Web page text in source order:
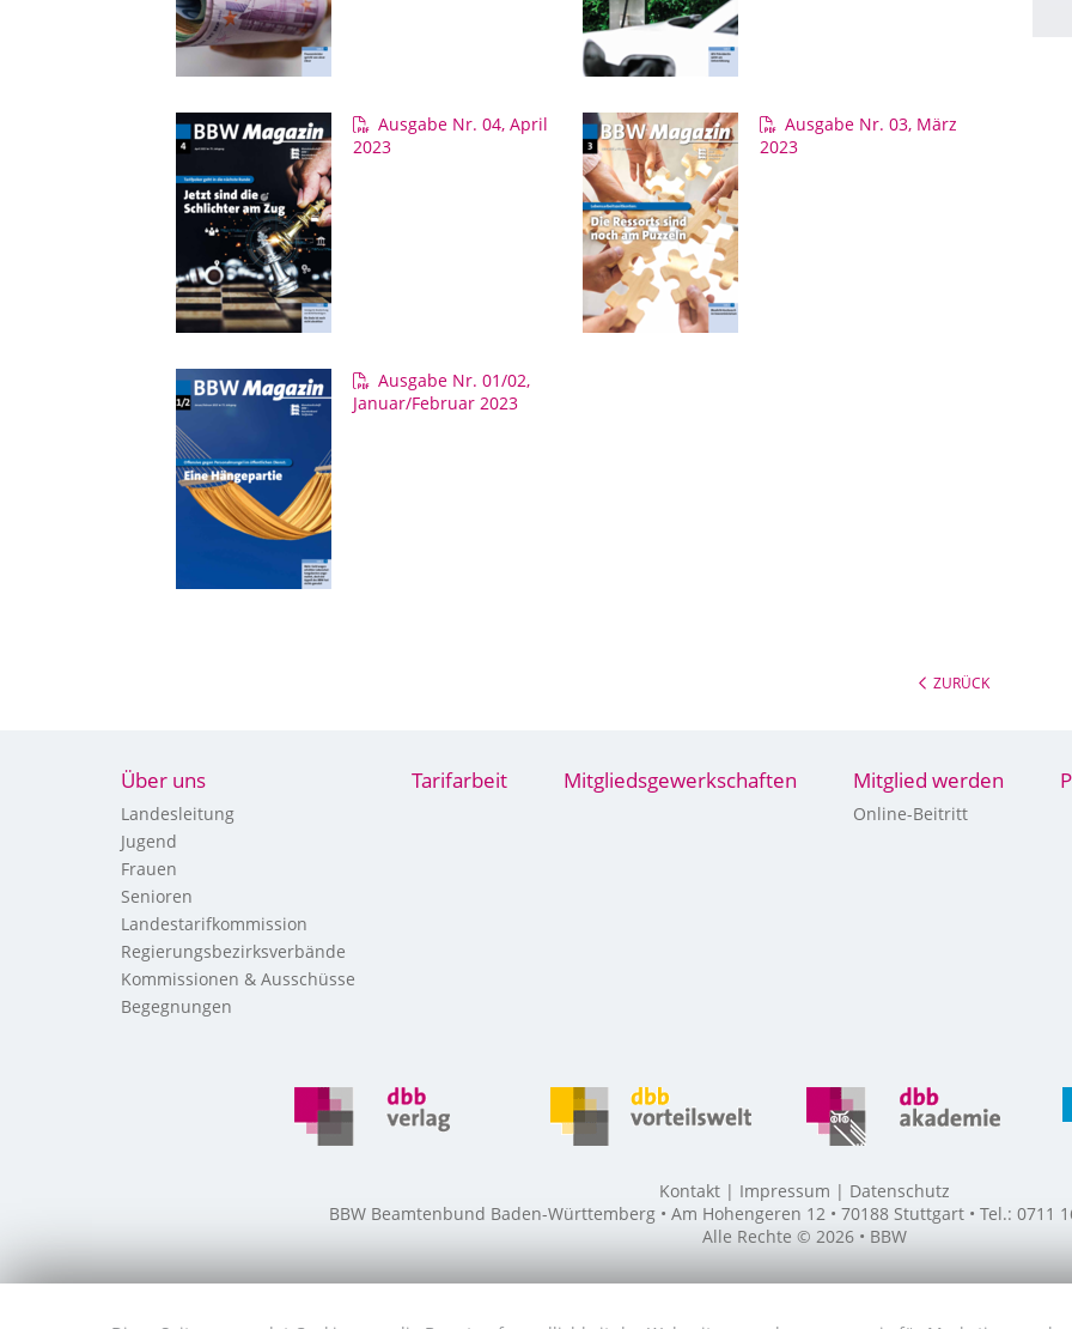
Ausgabe Nr. 04, April
2023
Ausgabe Nr. 03, März
2023
Ausgabe Nr. 01/02,
Januar/Februar 2023
ZURÜCK
Über uns
Landesleitung
Jugend
Frauen
Senioren
Landestarifkommission
Regierungsbezirksverbände
Kommissionen & Ausschüsse
Begegnungen
Tarifarbeit Mitgliedsgewerkschaften Mitglied werden
Online-Beitritt
Kontakt Impressum
Datenschutz
BBW Beamtenbund Baden-Württemberg • Am Hohengeren 12 • 70188 Stuttgart • Tel.: 0711
Alle Rechte © 2026 • BBW